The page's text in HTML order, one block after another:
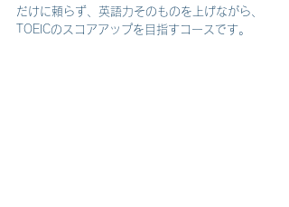
だけに頼らず、英語力そのものを上げながら、
TOEICのスコアアップを目指すコースです。